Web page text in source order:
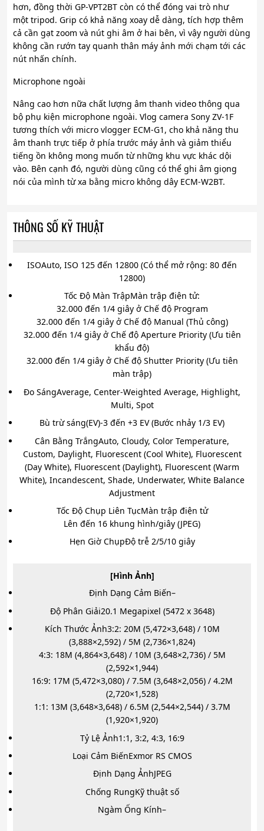
hơn, đồng thời GP-VPT2BT còn có thể đóng vai trò như
một tripod. Grip có khả năng xoay dễ dàng, tích hợp thêm
cả cần gạt zoom và nút ghi âm ở hai bên, vì vậy người dùng
không cần rướn tay quanh thân máy ảnh mới chạm tới các
nút nhấn chính.
Microphone ngoài
Nâng cao hơn nữa chất lượng âm thanh video thông qua
bộ phụ kiện microphone ngoài. Vlog camera Sony ZV-1F
tương thích với micro vlogger ECM-G1, cho khả năng thu
âm thanh trực tiếp ở phía trước máy ảnh và giảm thiểu
tiếng ồn không mong muốn từ những khu vực khác dội
vào. Bên cạnh đó, người dùng cũng có thể ghi âm giọng
nói của mình từ xa bằng micro không dây ECM-W2BT.
THÔNG SỐ KỸ THUẬT
ISOAuto, ISO 125 đến 12800 (Có thể mở rộng: 80 đến
12800)
Tốc Độ Màn TrậpMàn trập điện tử:
32.000 đến 1/4 giây ở Chế độ Program
32.000 đến 1/4 giây ở Chế độ Manual (Thủ công)
32.000 đến 1/4 giây ở Chế độ Aperture Priority (Ưu tiên
khẩu độ)
32.000 đến 1/4 giây ở Chế độ Shutter Priority (Ưu tiên
màn trập)
Đo SángAverage, Center-Weighted Average, Highlight,
Multi, Spot
Bù trừ sáng(EV)-3 đến +3 EV (Bước nhảy 1/3 EV)
Cân Bằng TrắngAuto, Cloudy, Color Temperature,
Custom, Daylight, Fluorescent (Cool White), Fluorescent
(Day White), Fluorescent (Daylight), Fluorescent (Warm
White), Incandescent, Shade, Underwater, White Balance
Adjustment
Tốc Độ Chụp Liên TụcMàn trập điện tử
Lên đến 16 khung hình/giây (JPEG)
Hẹn Giờ ChụpĐộ trễ 2/5/10 giây
[Hình Ảnh]
Định Dạng Cảm Biến–
Độ Phân Giải20.1 Megapixel (5472 x 3648)
Kích Thước Ảnh3:2: 20M (5,472×3,648) / 10M
(3,888×2,592) / 5M (2,736×1,824)
4:3: 18M (4,864×3,648) / 10M (3,648×2,736) / 5M
(2,592×1,944)
16:9: 17M (5,472×3,080) / 7.5M (3,648×2,056) / 4.2M
(2,720×1,528)
1:1: 13M (3,648×3,648) / 6.5M (2,544×2,544) / 3.7M
(1,920×1,920)
Tỷ Lệ Ảnh1:1, 3:2, 4:3, 16:9
Loại Cảm BiếnExmor RS CMOS
Định Dạng ẢnhJPEG
Chống RungKỹ thuật số
Ngàm Ống Kính–